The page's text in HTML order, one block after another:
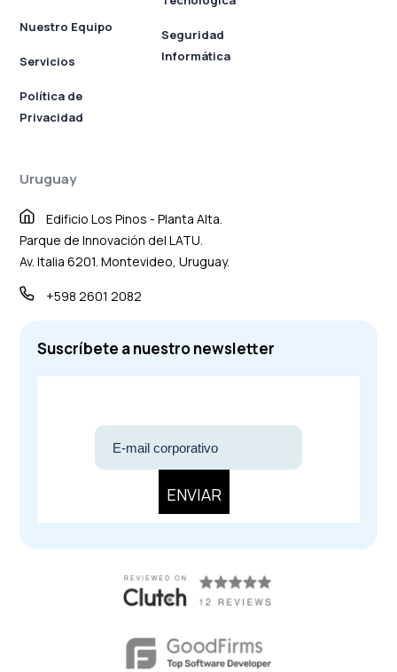
Nuestro Equipo
Servicios
Política de
Privacidad
Seguridad
Informática
Uruguay
Edificio Los Pinos - Planta Alta.
Parque de Innovación del LATU.
Av. Italia 6201. Montevideo, Uruguay.
+598 2601 2082
Suscríbete a nuestro newsletter
ENVIAR